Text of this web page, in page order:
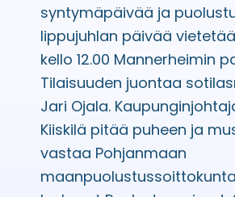
syntymäpäivää ja
lippujuhlan päivää
kello 12.00 Mannerheimin
Tilaisuuden juontaa
Jari Ojala.
Kiiskilä pitää puheen ja
vastaa Pohjanmaan